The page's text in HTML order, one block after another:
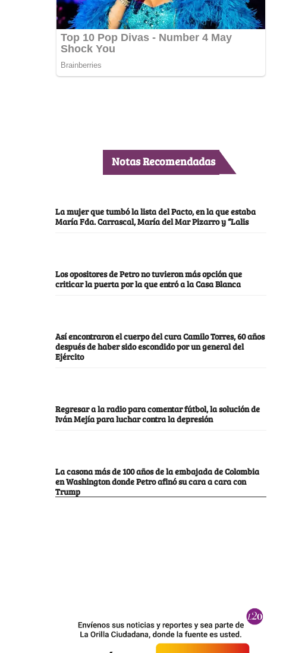
Notas Recomendadas
La mujer que tumbó la lista del Pacto, en la que estaba
María Fda. Carrascal, María del Mar Pizarro y “Lalis
Los opositores de Petro no tuvieron más opción que
criticar la puerta por la que entró a la Casa Blanca
Así encontraron el cuerpo del cura Camilo Torres, 60 años
después de haber sido escondido por un general del
Ejército
Regresar a la radio para comentar fútbol, la solución de
Iván Mejía para luchar contra la depresión
La casona más de 100 años de la embajada de Colombia
en Washington donde Petro afinó su cara a cara con
Trump